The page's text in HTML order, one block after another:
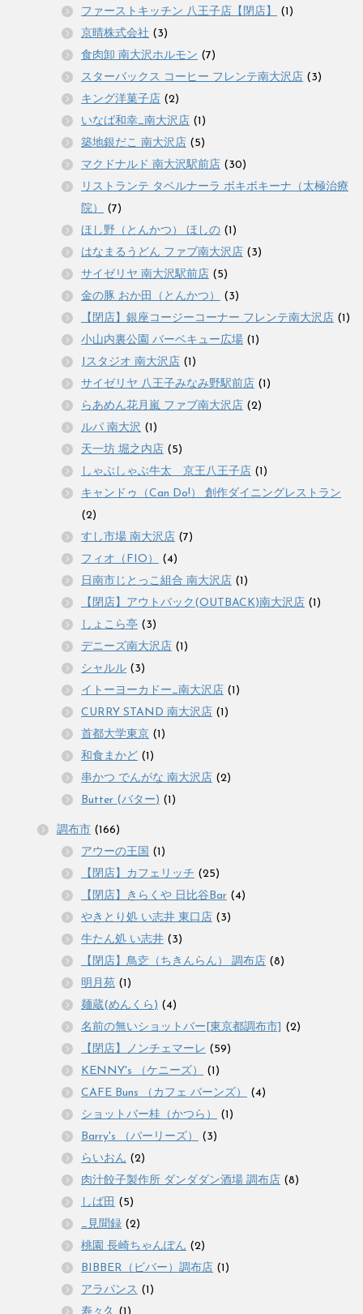
ファーストキッチン 八王子店【閉店】
(1)
京晴株式会社 (3)
食肉卸 南大沢ホルモン (7)
スターバックス コーヒー フレンテ南大沢店 (3)
キング洋菓子店 (2)
いなば和幸_南大沢店 (1)
築地銀だこ 南大沢店 (5)
マクドナルド 南大沢駅前店 (30)
リストランテ タベルナーラ ボキボキーナ（太極治療
院）
(7)
ほし野（とんかつ） ほしの (1)
はなまるうどん ファブ南大沢店 (3)
サイゼリヤ 南大沢駅前店 (5)
金の豚 おか田（とんかつ）
(3)
【閉店】銀座コージーコーナー フレンテ南大沢店 (1)
小山内裏公園 バーベキュー広場 (1)
Jスタジオ 南大沢店 (1)
サイゼリヤ 八王子みなみ野駅前店 (1)
らあめん花月嵐 ファブ南大沢店 (2)
ルパ 南大沢 (1)
天一坊 堀之内店 (5)
しゃぶしゃぶ牛太 京王八王子店 (1)
キャンドゥ（Can Do!） 創作ダイニングレストラン
(2)
すし市場 南大沢店 (7)
フィオ（FIO）
(4)
日南市じとっこ組合 南大沢店 (1)
【閉店】アウトバック(OUTBACK)南大沢店 (1)
しょこら亭 (3)
デニーズ南大沢店 (1)
シャルル (3)
イトーヨーカドー_南大沢店 (1)
CURRY STAND 南大沢店 (1)
首都大学東京 (1)
和食まかど (1)
串かつ でんがな 南大沢店 (2)
Butter (バター) (1)
調布市 (166)
アウーの王国 (1)
【閉店】カフェリッチ (25)
【閉店】きらくや 日比谷Bar (4)
やきとり処 い志井 東口店 (3)
牛たん処 い志井 (3)
【閉店】鳥赱（ちきんらん） 調布店 (8)
明月苑 (1)
麺蔵(めんくら) (4)
名前の無いショットバー[東京都調布市]
(2)
【閉店】ノンチェマーレ (59)
KENNY's （ケニーズ）
(1)
CAFE Buns （カフェ バーンズ）
(4)
ショットバー桂（かつら）
(1)
Barry's （バーリーズ）
(3)
らいおん (2)
肉汁餃子製作所 ダンダダン酒場 調布店 (8)
しば田 (5)
_見聞録 (2)
桃園 長崎ちゃんぽん (2)
BIBBER（ビバー）調布店 (1)
アラパンス (1)